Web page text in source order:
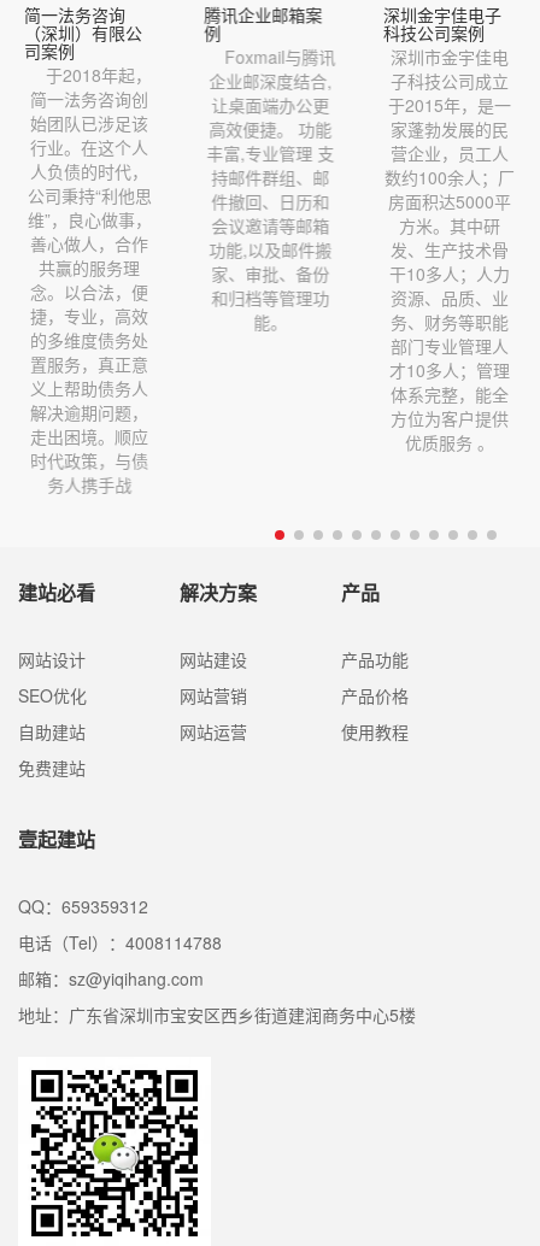
思
，
腾讯企业邮箱案
例
企业邮深度结合,
让桌面端办公更
高效便捷。 功能
丰富,专业管理 支
持邮件群组、邮
件撤回、日历和
会议邀请等邮箱
功能,以及邮件搬
家、审批、备份
和归档等管理功
能。
深圳金宇佳电子
科技公司案例
深圳市金宇佳电
子科技公司成立
于2015年，是一
家蓬勃发展的民
营企业，员工人
数约100余人；厂
房面积达5000平
方米。其中研
发、生产技术骨
干10多人；人力
资源、品质、业
务、财务等职能
广东金中海
工程有限公
例
广东金中
设工程有限
成立于
曾用名汕
济特区龙湖
蓬第二建
（1980-
1992）、
龙湖区下蓬
工程公司（
1993）、
下蓬建筑
（1993-
2001）、
下蓬建筑有
司（
2007）
建站必看
网站设计
SEO优化
自助建站
免费建站
解决方案
网站建设
网站营销
网站运营
产品
产品功能
产品价格
使用教程
壹起建站
QQ：659359312
电话（Tel）：4008114788
邮箱：sz@yiqihang.com
地址：广东省深圳市宝安区西乡街道建润商务中心5楼